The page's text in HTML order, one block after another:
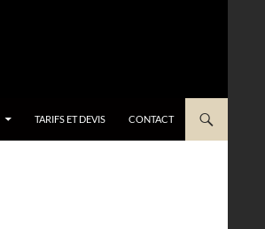
TARIFS ET DEVIS CONTACT